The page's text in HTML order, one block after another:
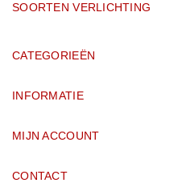
SOORTEN VERLICHTING
CATEGORIEËN
INFORMATIE
MIJN ACCOUNT
CONTACT